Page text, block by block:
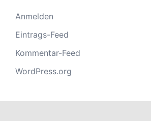
Anmelden
Eintrags-Feed
Kommentar-Feed
WordPress.org